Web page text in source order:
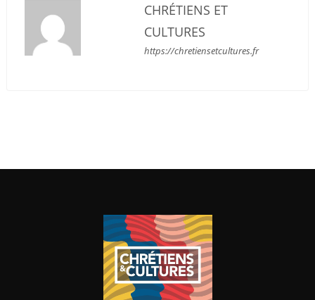
CHRÉTIENS ET
CULTURES
https://chretiensetcultures.fr